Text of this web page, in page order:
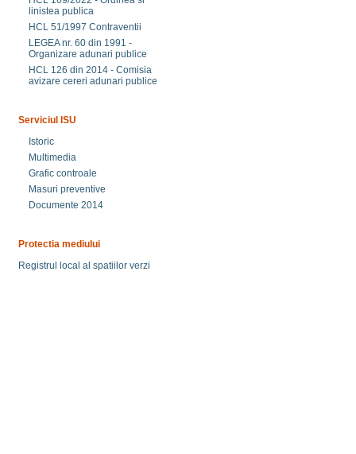
linistea publica
HCL 51/1997 Contraventii
LEGEA nr. 60 din 1991 -
Organizare adunari publice
HCL 126 din 2014 - Comisia
avizare cereri adunari publice
Serviciul ISU
Istoric
Multimedia
Grafic controale
Masuri preventive
Documente 2014
Protectia mediului
Registrul local al spatiilor verzi